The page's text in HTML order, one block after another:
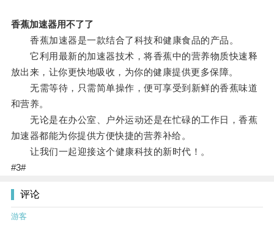
香蕉加速器用不了了
香蕉加速器是一款结合了科技和健康食品的产品。
它利用最新的加速器技术，将香蕉中的营养物质快速释
放出来，让你更快地吸收，为你的健康提供更多保障。
无需等待，只需简单操作，便可享受到新鲜的香蕉味道
和营养。
无论是在办公室、户外运动还是在忙碌的工作日，香蕉
加速器都能为你提供方便快捷的营养补给。
让我们一起迎接这个健康科技的新时代！。
#3#
评论
游客